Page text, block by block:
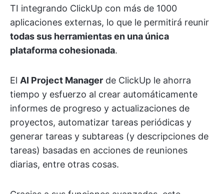
TI integrando ClickUp con más de 1000
aplicaciones externas, lo que le permitirá reunir
todas sus herramientas en una única
plataforma cohesionada.
El AI Project Manager de ClickUp le ahorra
tiempo y esfuerzo al crear automáticamente
informes de progreso y actualizaciones de
proyectos, automatizar tareas periódicas y
generar tareas y subtareas (y descripciones de
tareas) basadas en acciones de reuniones
diarias, entre otras cosas.